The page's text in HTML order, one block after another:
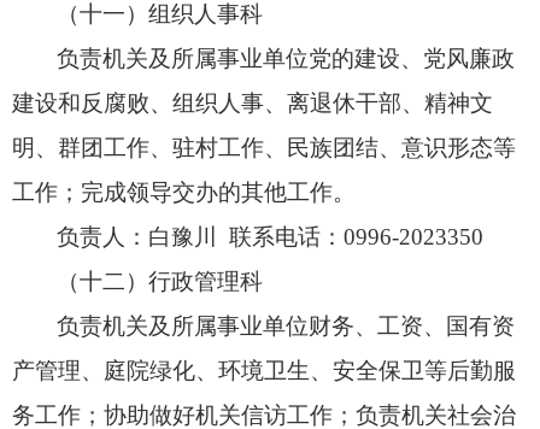
（十一）组织人事科
负责机关及所属事业单位党的建设、 党风廉政
建设和反腐败、 组织人事、 离退休干部、 精神文
明、 群团工作、 驻村工作、 民族团结、 意识形态等
工作； 完成领导交办的其他工作。
负责人：白豫川 联系电话：0996-2023350
（十二）行政管理科
负责机关及所属事业单位财务、 工资、
国有资
产管理、 庭院绿化、 环境卫生、 安全保卫等后勤服
务工作； 协助做好机关信访工作； 负责机关社会治